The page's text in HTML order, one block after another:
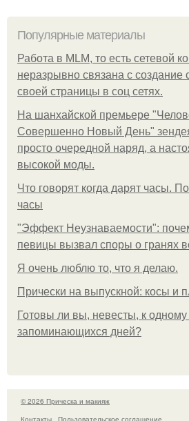
Популярные материалы
Работа в MLM, то есть сетевой
неразрывно связана с создание
своей страницы в соц сетях.
На шанхайской премьере
Совершенно Новый День"
просто очередной наряд, а
высокой моды.
Что говорят когда дарят часы.
часы
"Эффект Неузнаваемости":
певицы вызвал споры о гранях
Я очень люблю то, что я делаю.
Прически на выпускной: косы и
Готовы ли вы, невесты, к
запоминающихся дней?
© 2026 Прическа и макияж